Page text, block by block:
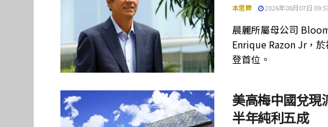
本思齊 2026年08月07日
晨麗所屬母公司
Enrique Razon Jr，
登首位。
美高梅中國兌現
半年純利五成